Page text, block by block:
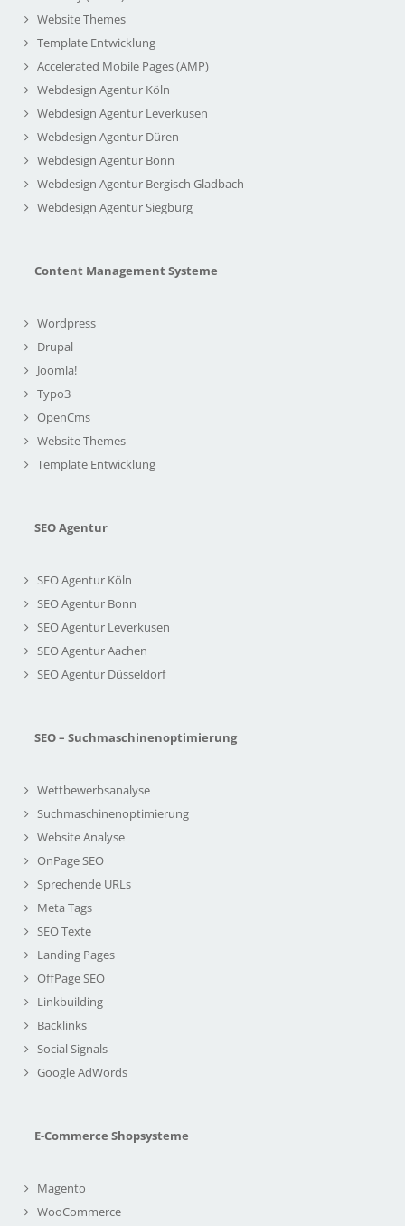
Website Themes
Template Entwicklung
Accelerated Mobile Pages (AMP)
Webdesign Agentur Köln
Webdesign Agentur Leverkusen
Webdesign Agentur Düren
Webdesign Agentur Bonn
Webdesign Agentur Bergisch Gladbach
Webdesign Agentur Siegburg
Content Management Systeme
Wordpress
Drupal
Joomla!
Typo3
OpenCms
Website Themes
Template Entwicklung
SEO Agentur
SEO Agentur Köln
SEO Agentur Bonn
SEO Agentur Leverkusen
SEO Agentur Aachen
SEO Agentur Düsseldorf
SEO – Suchmaschinenoptimierung
Wettbewerbsanalyse
Suchmaschinenoptimierung
Website Analyse
OnPage SEO
Sprechende URLs
Meta Tags
SEO Texte
Landing Pages
OffPage SEO
Linkbuilding
Backlinks
Social Signals
Google AdWords
E-Commerce Shopsysteme
Magento
WooCommerce